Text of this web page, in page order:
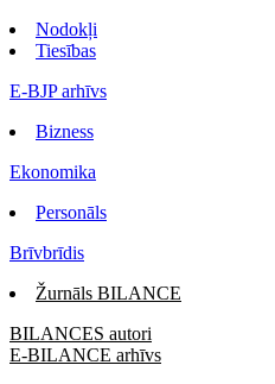
Nodokļi
Tiesības
E-BJP arhīvs
Bizness
Ekonomika
Personāls
Brīvbrīdis
Žurnāls BILANCE
BILANCES autori
E-BILANCE arhīvs